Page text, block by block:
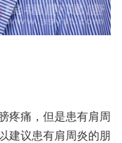
疼痛，但是患有肩周
建议患有肩周炎的朋